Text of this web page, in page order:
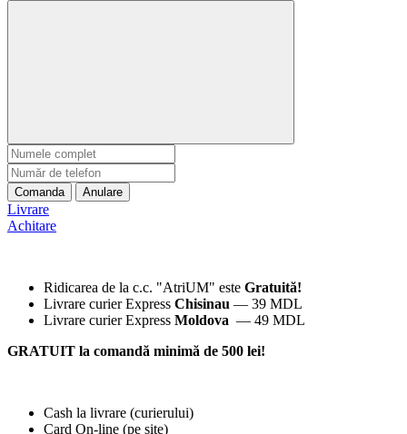
Comanda Anulare
Livrare
Achitare
Ridicarea de la c.c. "AtriUM" este Gratuită!
Livrare curier Express Chisinau — 39 MDL
Livrare curier Express Moldova — 49 MDL
GRATUIT la comandă minimă de 500 lei!
Cash la livrare (curierului)
Card On-line (pe site)